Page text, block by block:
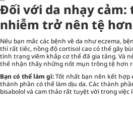
Đối với da nhạy
nhiễm trở nên tệ hơn
Nếu bạn mắc các bệnh về da như eczema,
thì rất tiếc, nồng độ cortisol cao có thể gây
tình trạng viêm khắp cơ thể đã gia tăng. Và
thể nhận thấy những nốt mụn trông tệ hơn
Bạn có thể làm gì:Tốt nhất bạn nên kết hợp
thành phần có thể làm dịu da. Các thành
bisabolol và cam thảo rất tuyệt vời trong việc